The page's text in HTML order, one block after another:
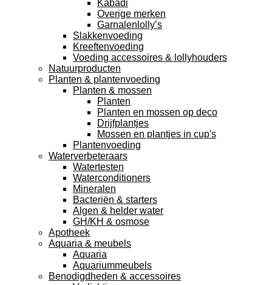
Kabadi
Overige merken
Garnalenlolly’s
Slakkenvoeding
Kreeftenvoeding
Voeding accessoires & lollyhouders
Natuurproducten
Planten & plantenvoeding
Planten & mossen
Planten
Planten en mossen op deco
Drijfplantjes
Mossen en plantjes in cup's
Plantenvoeding
Waterverbeteraars
Watertesten
Waterconditioners
Mineralen
Bacteriën & starters
Algen & helder water
GH/KH & osmose
Apotheek
Aquaria & meubels
Aquaria
Aquariummeubels
Benodigdheden & accessoires